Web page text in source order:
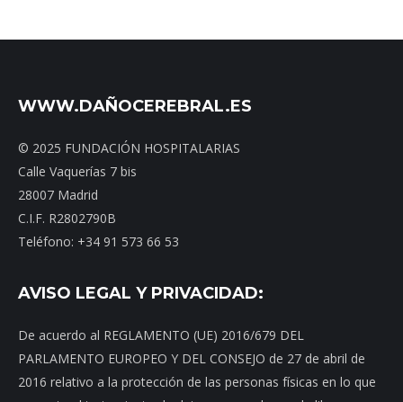
WWW.DAÑOCEREBRAL.ES
© 2025 FUNDACIÓN HOSPITALARIAS
Calle Vaquerías 7 bis
28007 Madrid
C.I.F. R2802790B
Teléfono: +34 91 573 66 53
AVISO LEGAL Y PRIVACIDAD:
De acuerdo al REGLAMENTO (UE) 2016/679 DEL
PARLAMENTO EUROPEO Y DEL CONSEJO de 27 de abril de
2016 relativo a la protección de las personas físicas en lo que